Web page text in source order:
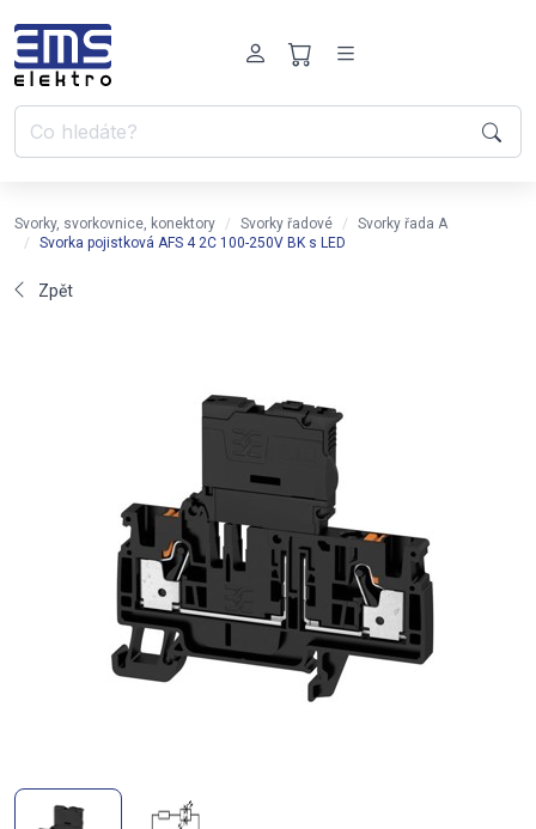
Svorky, svorkovnice, konektory Svorky řadové
Svorky řada A
Svorka pojistková AFS 4 2C 100-250V BK s LED
Zpět